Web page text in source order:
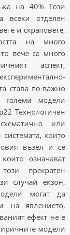
на 40% Този
всеки отделен
и скраповете,
на много
вече са много
аспект,
става по-важно
големи модели
Технологичен
или
които
възел и се
означават
прекратен
случай екзон,
могат да
на явлението,
ефект не е
модели